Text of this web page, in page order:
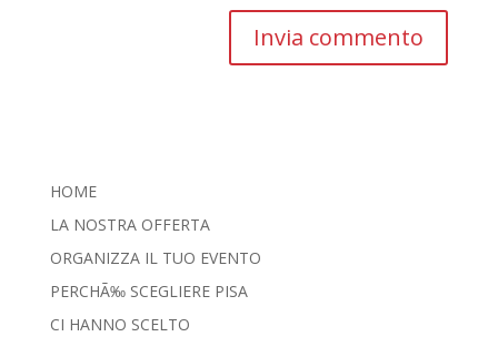
HOME
LA NOSTRA OFFERTA
ORGANIZZA IL TUO EVENTO
PERCHÃ‰ SCEGLIERE PISA
CI HANNO SCELTO